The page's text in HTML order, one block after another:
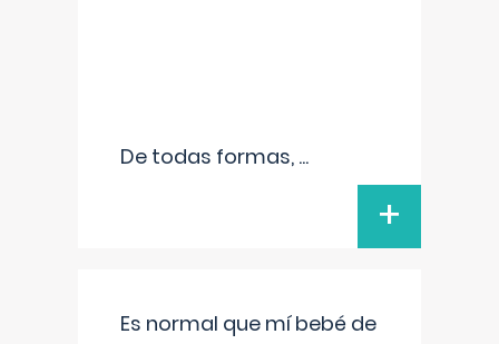
De todas formas, ...
+
Es normal que mí bebé de